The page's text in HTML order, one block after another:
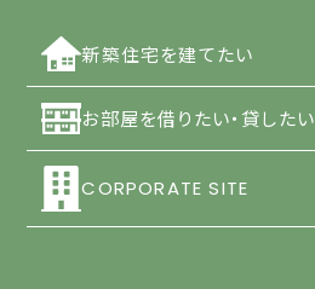
新築住宅を建てたい
お部屋を借りたい・貸したい
CORPORATE SITE